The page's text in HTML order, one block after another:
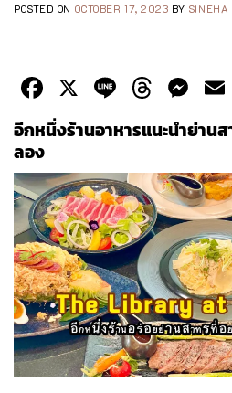
POSTED ON OCTOBER 17, 2023 BY SINEHA
Facebook
X Line
อีกหนึ่งร้านอาหารแนะนำย่าน
ลอง